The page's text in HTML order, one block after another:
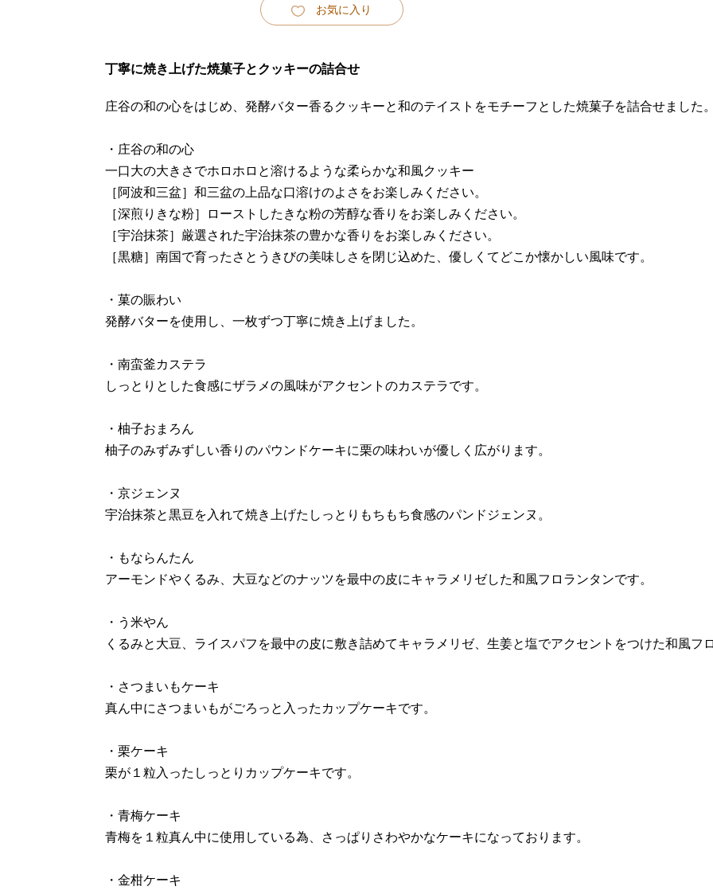
お気に入り
丁寧に焼き上げた焼菓子とクッキーの詰合せ
庄谷の和の心をはじめ、発酵バター香るクッキーと和のテイストをモチーフとした焼菓子を詰合せました。
・庄谷の和の心
一口大の大きさでホロホロと溶けるような柔らかな和風クッキー
［阿波和三盆］和三盆の上品な口溶けのよさをお楽しみください。
［深煎りきな粉］ローストしたきな粉の芳醇な香りをお楽しみください。
［宇治抹茶］厳選された宇治抹茶の豊かな香りをお楽しみください。
［黒糖］南国で育ったさとうきびの美味しさを閉じ込めた、優しくてどこか懐かしい風味です。
・菓の賑わい
発酵バターを使用し、一枚ずつ丁寧に焼き上げました。
・南蛮釜カステラ
しっとりとした食感にザラメの風味がアクセントのカステラです。
・柚子おまろん
柚子のみずみずしい香りのパウンドケーキに栗の味わいが優しく広がります。
・京ジェンヌ
宇治抹茶と黒豆を入れて焼き上げたしっとりもちもち食感のパンドジェンヌ。
・もならんたん
アーモンドやくるみ、大豆などのナッツを最中の皮にキャラメリゼした和風フロランタンです。
・う米やん
くるみと大豆、ライスパフを最中の皮に敷き詰めてキャラメリゼ、生姜と塩でアクセントをつけた和風フ
・さつまいもケーキ
真ん中にさつまいもがごろっと入ったカップケーキです。
・栗ケーキ
栗が１粒入ったしっとりカップケーキです。
・青梅ケーキ
青梅を１粒真ん中に使用している為、さっぱりさわやかなケーキになっております。
・金柑ケーキ